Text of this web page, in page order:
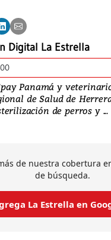
Digital La Estrella
Panamá y
de Salud de
de perros y ...
de nuestra cobertura
de búsqueda.
La Estrella en